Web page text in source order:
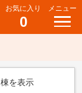
お気に入り
0
メニュー
棟を表示